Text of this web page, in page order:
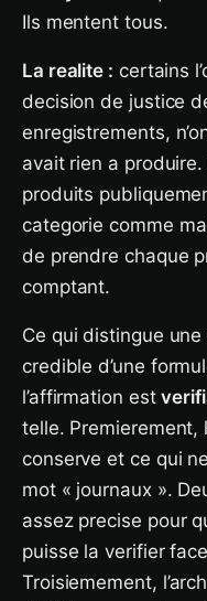
Ils mentent tous.
La realite : certains
decision de justice
enregistrements,
avait rien a
produits
categorie comme
de prendre chaque
comptant.
Ce qui distingue
credible d’une
l’affirmation est
telle. Premierement,
conserve et ce qui
mot « journaux ».
assez precise pour
puisse la verifier
Troisiemement,